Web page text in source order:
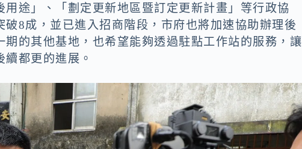
途」、「劃定更新地區暨訂定更新計畫」等行政協
8成，並已進入招商階段，市府也將加速協助辦理後
的其他基地，也希望能夠透過駐點工作站的服務，讓
都更的進展。